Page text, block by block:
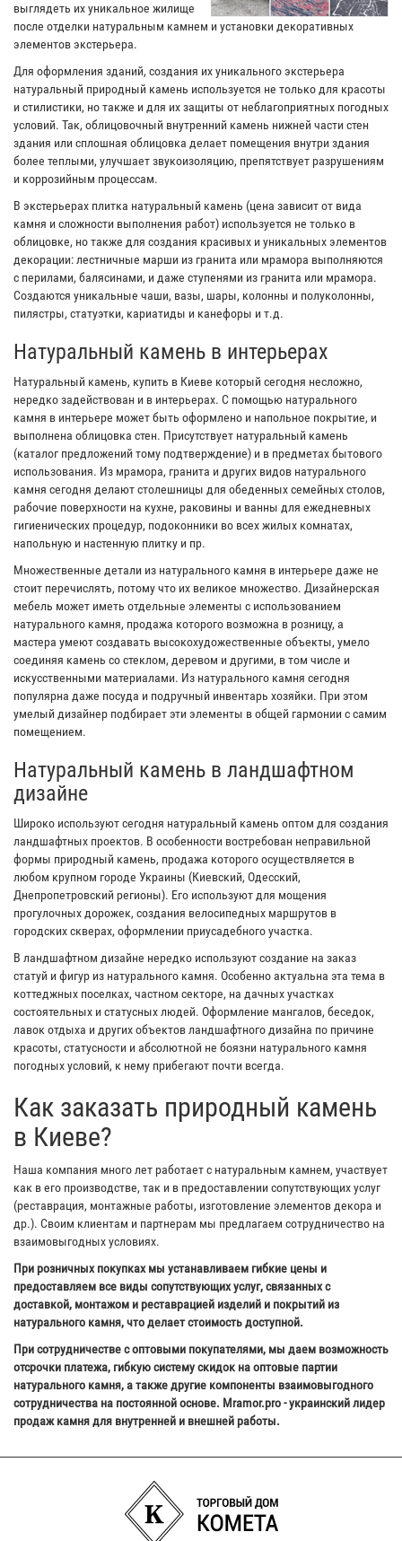
выглядеть их уникальное жилище
после отделки натуральным камнем и установки декоративных
элементов экстерьера.
Для оформления зданий, создания их уникального экстерьера
натуральный природный камень используется не только для красоты
и стилистики, но также и для их защиты от неблагоприятных погодных
условий. Так, облицовочный внутренний камень нижней части стен
здания или сплошная облицовка делает помещения внутри здания
более теплыми, улучшает звукоизоляцию, препятствует разрушениям
и коррозийным процессам.
В экстерьерах плитка натуральный камень (цена зависит от вида
камня и сложности выполнения работ) используется не только в
облицовке, но также для создания красивых и уникальных элементов
декорации: лестничные марши из гранита или мрамора выполняются
с перилами, балясинами, и даже ступенями из гранита или мрамора.
Создаются уникальные чаши, вазы, шары, колонны и полуколонны,
пилястры, статуэтки, кариатиды и канефоры и т.д.
Натуральный камень в интерьерах
Натуральный камень, купить в Киеве который сегодня несложно,
нередко задействован и в интерьерах. С помощью натурального
камня в интерьере может быть оформлено и напольное покрытие, и
выполнена облицовка стен. Присутствует натуральный камень
(каталог предложений тому подтверждение) и в предметах бытового
использования. Из мрамора, гранита и других видов натурального
камня сегодня делают столешницы для обеденных семейных столов,
рабочие поверхности на кухне, раковины и ванны для ежедневных
гигиенических процедур, подоконники во всех жилых комнатах,
напольную и настенную плитку и пр.
Множественные детали из натурального камня в интерьере даже не
стоит перечислять, потому что их великое множество. Дизайнерская
мебель может иметь отдельные элементы с использованием
натурального камня, продажа которого возможна в розницу, а
мастера умеют создавать высокохудожественные объекты, умело
соединяя камень со стеклом, деревом и другими, в том числе и
искусственными материалами. Из натурального камня сегодня
популярна даже посуда и подручный инвентарь хозяйки. При этом
умелый дизайнер подбирает эти элементы в общей гармонии с самим
помещением.
Натуральный камень в ландшафтном
дизайне
Широко используют сегодня натуральный камень оптом для создания
ландшафтных проектов. В особенности востребован неправильной
формы природный камень, продажа которого осуществляется в
любом крупном городе Украины (Киевский, Одесский,
Днепропетровский регионы). Его используют для мощения
прогулочных дорожек, создания велосипедных маршрутов в
городских скверах, оформлении приусадебного участка.
В ландшафтном дизайне нередко используют создание на заказ
статуй и фигур из натурального камня. Особенно актуальна эта тема в
коттеджных поселках, частном секторе, на дачных участках
состоятельных и статусных людей. Оформление мангалов, беседок,
лавок отдыха и других объектов ландшафтного дизайна по причине
красоты, статусности и абсолютной не боязни натурального камня
погодных условий, к нему прибегают почти всегда.
Как заказать природный камень
в Киеве?
Наша компания много лет работает с натуральным камнем, участвует
как в его производстве, так и в предоставлении сопутствующих услуг
(реставрация, монтажные работы, изготовление элементов декора и
др.). Своим клиентам и партнерам мы предлагаем сотрудничество на
взаимовыгодных условиях.
При розничных покупках мы устанавливаем гибкие цены и
предоставляем все виды сопутствующих услуг, связанных с
доставкой, монтажом и реставрацией изделий и покрытий из
натурального камня, что делает стоимость доступной.
При сотрудничестве с оптовыми покупателями, мы даем возможность
отсрочки платежа, гибкую систему скидок на оптовые партии
натурального камня, а также другие компоненты взаимовыгодного
сотрудничества на постоянной основе. Mramor.pro - украинский лидер
продаж камня для внутренней и внешней работы.